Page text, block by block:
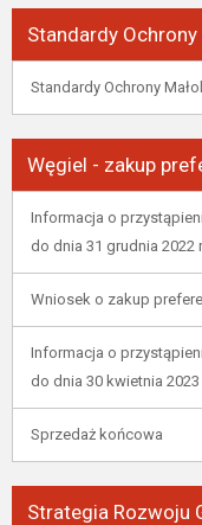
Standardy Ochrony
Standardy Ochrony
Węgiel - zakup
Informacja o
do dnia 31 grudnia 2022
Wniosek o zakup
Informacja o
do dnia 30 kwietnia 2023
Sprzedaż końcowa
Strategia Rozwoju